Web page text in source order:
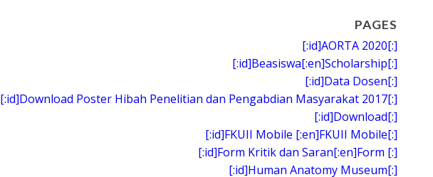
PAGES
[:id]AORTA 2020[:]
[:id]Beasiswa[:en]Scholarship[:]
[:id]Data Dosen[:]
[:id]Download Poster Hibah Penelitian dan Pengabdian Masyarakat 2017[:]
[:id]Download[:]
[:id]FKUII Mobile [:en]FKUII Mobile[:]
[:id]Form Kritik dan Saran[:en]Form [:]
[:id]Human Anatomy Museum[:]